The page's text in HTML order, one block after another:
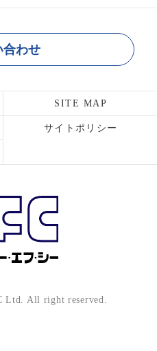
合わせ
SITE MAP
サイトポリシー
All right reserved.